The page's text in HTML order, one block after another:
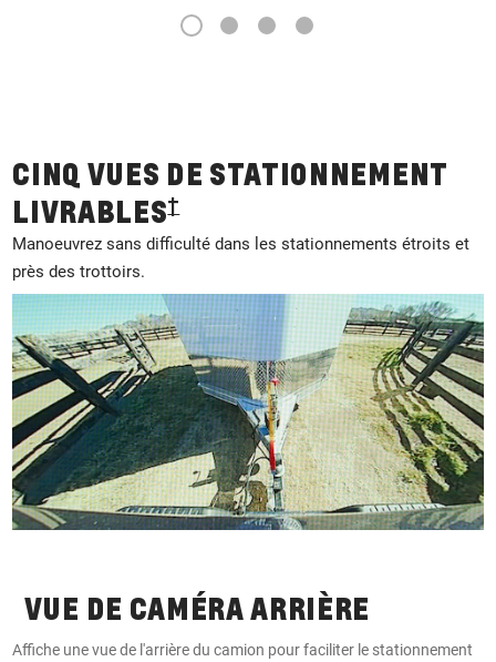
1 2 3 4
CINQ VUES DE STATIONNEMENT
LIVRABLES†
Manoeuvrez sans difficulté dans les stationnements étroits et
près des trottoirs.
VUE DE CAMÉRA ARRIÈRE
Affiche une vue de l'arrière du camion pour faciliter le stationnement